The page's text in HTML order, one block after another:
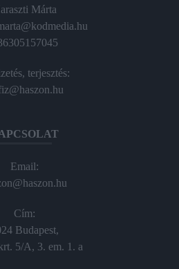
Márta
terjesztés:
Email:
Cím:
Budapest,
5/A, 3. em. 1. a